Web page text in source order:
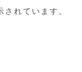
れています。